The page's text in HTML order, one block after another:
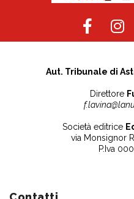
Aut. Tribunale di
Direttore
Società editrice
via Monsignor
P.Iva